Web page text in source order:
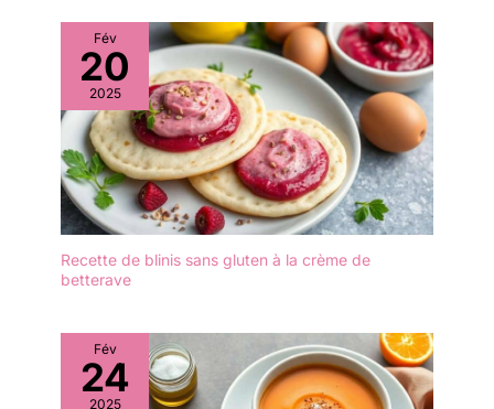
ajoutés, nos planches en
bambou sont
complètement sûres
pour préparer et
présenter les aliments.
FACILE À NETTOYER -
Le bambou est
naturellement non
poreux et n'absorbe ni
Il est facile à nettoyer en
adapté au lave-vaisselle.
Fév
20
2025
Recette de blinis sans gluten à la crème de
betterave
Fév
24
2025